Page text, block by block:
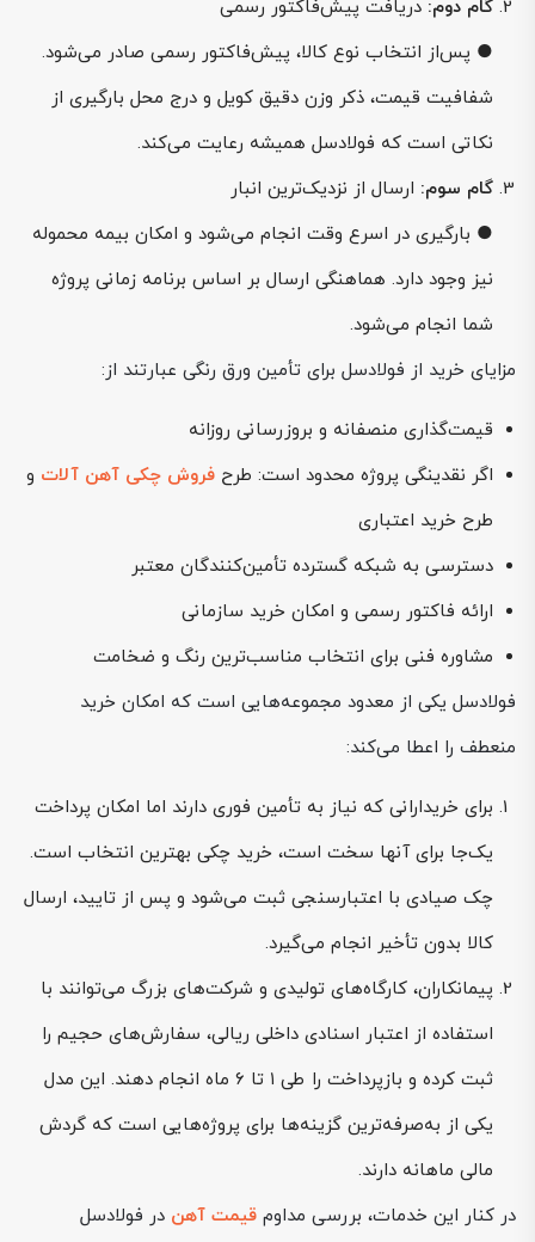
گام دوم: دریافت پیش‌فاکتور رسمی
● پس‌از انتخاب نوع کالا، پیش‌فاکتور رسمی صادر می‌شود.
شفافیت قیمت، ذکر وزن دقیق کویل و درج محل بارگیری از
نکاتی است که فولادسل همیشه رعایت می‌کند.
گام سوم: ارسال از نزدیک‌ترین انبار
● بارگیری در اسرع وقت انجام می‌شود و امکان بیمه محموله
نیز وجود دارد. هماهنگی ارسال بر اساس برنامه زمانی پروژه
شما انجام می‌شود.
مزایای خرید از فولادسل برای تأمین ورق رنگی عبارتند از:
قیمت‌گذاری منصفانه و بروزرسانی روزانه
اگر نقدینگی پروژه محدود است: طرح فروش چکی آهن آلات و
طرح خرید اعتباری
دسترسی به شبکه گسترده تأمین‌کنندگان معتبر
ارائه فاکتور رسمی و امکان خرید سازمانی
مشاوره فنی برای انتخاب مناسب‌ترین رنگ و ضخامت
فولادسل یکی از معدود مجموعه‌هایی است که امکان خرید
منعطف را اعطا می‌کند:
برای خریدارانی که نیاز به تأمین فوری دارند اما امکان پرداخت
یک‌جا برای آنها سخت است، خرید چکی بهترین انتخاب است.
چک صیادی با اعتبارسنجی ثبت می‌شود و پس از تایید، ارسال
کالا بدون تأخیر انجام می‌گیرد.
پیمانکاران، کارگاه‌های تولیدی و شرکت‌های بزرگ می‌توانند با
استفاده از اعتبار اسنادی داخلی ریالی، سفارش‌های حجیم را
ثبت کرده و بازپرداخت را طی ۱ تا ۶ ماه انجام دهند. این مدل
یکی از به‌صرفه‌ترین گزینه‌ها برای پروژه‌هایی است که گردش
مالی ماهانه دارند.
در کنار این خدمات، بررسی مداوم قیمت آهن در فولادسل